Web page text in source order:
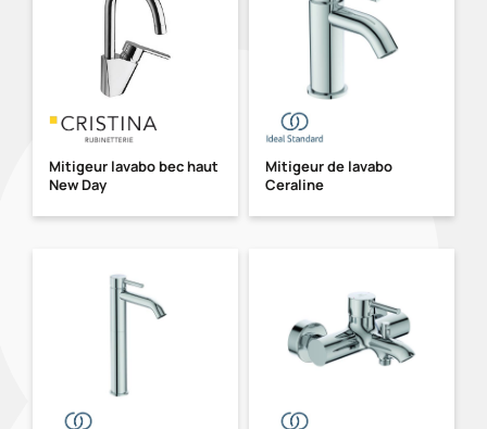
Mitigeur lavabo bec haut
New Day
Mitigeur de lavabo
Ceraline